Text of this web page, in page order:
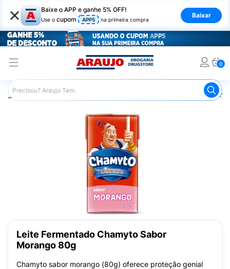
× Baixe o APP e ganhe 5% OFF!
Use o cupom APP5 na primeira compra
Baixar
0
Araujo Mercado Leite Fermentado
Leite Fermentado Chamyto Sabor
Morango 80g
Chamyto sabor morango (80g) oferece proteção genial